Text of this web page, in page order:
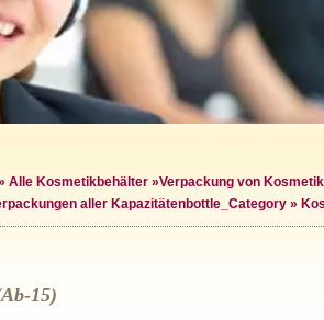
Alle Kosmetikbehälter »Verpackung von
aller Kapazitätenbottle_Category »
15)